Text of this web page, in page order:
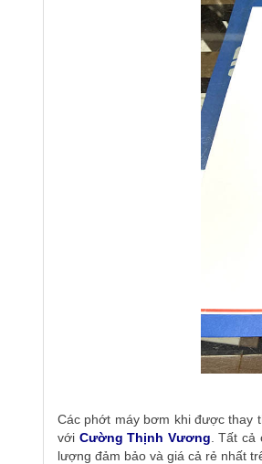
Các phớt máy bơm khi được thay
với Cường Thịnh Vương . Tất
lượng đảm bảo và giá cả rẻ nhất